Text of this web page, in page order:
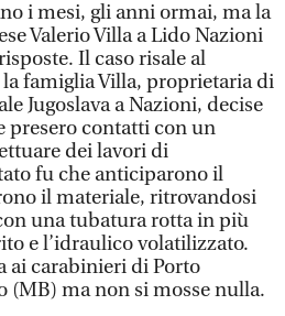
i mesi, gli anni ormai, ma la
Valerio Villa a Lido Nazioni
Il caso risale al
famiglia Villa, proprietaria di
Jugoslava a Nazioni, decise
presero contatti con un
dei lavori di
fu che anticiparono il
il materiale, ritrovandosi
una tubatura rotta in più
e l’idraulico volatilizzato.
ai carabinieri di Porto
(MB) ma non si mosse nulla.